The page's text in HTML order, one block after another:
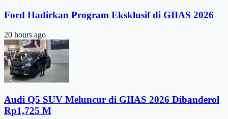
Ford Hadirkan Program Eksklusif di GIIAS 2026
20 hours ago
Audi Q5 SUV Meluncur di GIIAS 2026 Dibanderol
Rp1,725 M